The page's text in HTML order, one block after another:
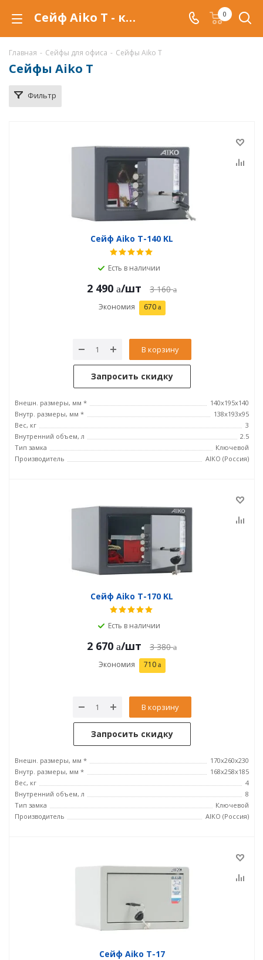
Сейф Aiko T - купить в Воронеже. Офисные сейфы Aiko T по низкой цене, с доставкой. 0
Главная - Сейфы для офиса - Сейфы Aiko T
Сейфы Aiko T
Фильтр
Сейф Aiko T-140 KL
Есть в наличии
2 490 /шт 3 160
Экономия 670
В корзину
Запросить скидку
Внешн. размеры, мм *
140x195x140
Внутр. размеры, мм *
138x193x95
Вес, кг
3
Внутренний объем, л
2.5
Тип замка
Ключевой
Производитель
AIKO (Россия)
Сейф Aiko T-170 KL
Есть в наличии
2 670 /шт 3 380
Экономия 710
В корзину
Запросить скидку
Внешн. размеры, мм *
170x260x230
Внутр. размеры, мм *
168x258x185
Вес, кг
4
Внутренний объем, л
8
Тип замка
Ключевой
Производитель
AIKO (Россия)
Сейф Aiko T-17